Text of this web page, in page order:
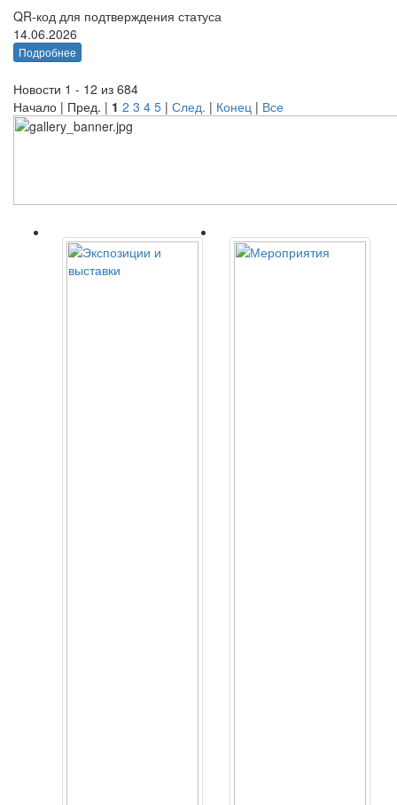
QR-код для подтверждения статуса
14.06.2026
Подробнее
Новости 1 - 12 из 684
Начало | Пред. | 1 2 3 4 5 | След. | Конец | Все